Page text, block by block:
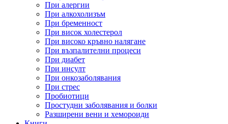
При алергии
При алкохолизъм
При бременност
При висок холестерол
При високо кръвно налягане
При възпалителни процеси
При диабет
При инсулт
При онкозаболявания
При стрес
Пробиотици
Простудни заболявания и болки
Разширени вени и хемороиди